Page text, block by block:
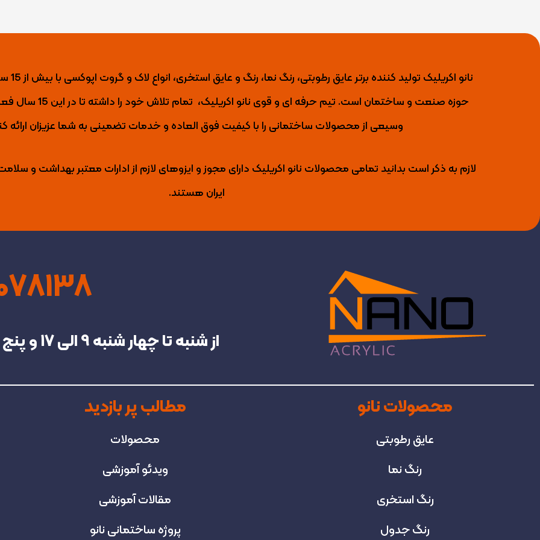
نانو
حوزه صنعت و ساختمان است. تیم حرفه ای و قوی نانو اکریلیک، تمام تلاش خود را داشته تا
در این
وسیعی از محصولات ساختمانی را با کیفیت فوق العاده و خدمات تضمینی به شما عزیزان ارائه
لازم به ذکر است بدانید تمامی محصولات نانو اکریلیک دارای مجوز و ایزوهای لازم از ادارات معتبر بهداشت و
ایران هستند.
از شنبه تا چهار شنبه‌ 9 الی 17 و پنج شنبه تا 13 در خدمت شما هستیم.
محصولات نانو
عایق رطوبتی
رنگ نما
رنگ استخری
رنگ جدول
مطالب پر بازدید
محصولات
ویدئو آموزشی
مقالات آموزشی
پروژه‌ ساختمانی نانو